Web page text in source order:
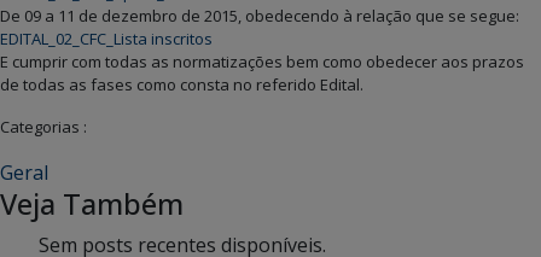
De 09 a 11 de dezembro de 2015, obedecendo à relação que se segue:
EDITAL_02_CFC_Lista inscritos
E cumprir com todas as normatizações bem como obedecer aos prazos
de todas as fases como consta no referido Edital.
Categorias :
Geral
Veja Também
Sem posts recentes disponíveis.